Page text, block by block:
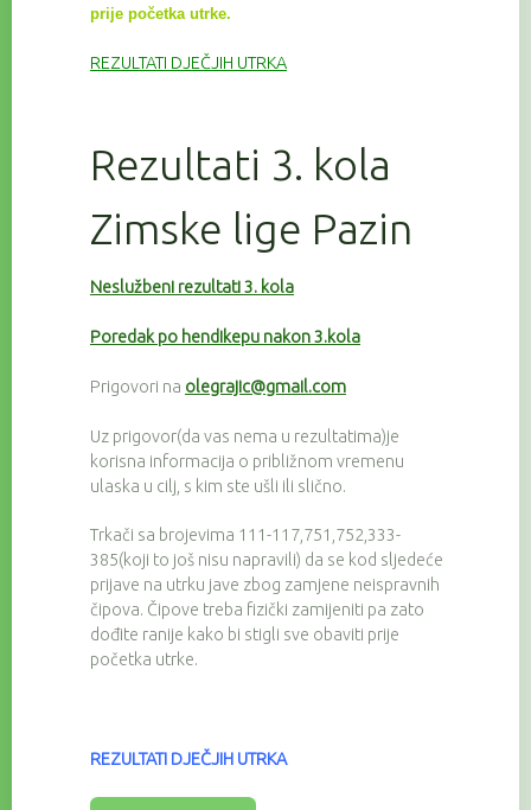
prije početka utrke.
REZULTATI DJEČJIH UTRKA
Rezultati 3. kola
Zimske lige Pazin
Neslužbeni rezultati 3. kola
Poredak po hendikepu nakon 3.kola
Prigovori na olegrajic@gmail.com
Uz prigovor(da vas nema u rezultatima)je
korisna informacija o približnom vremenu
ulaska u cilj, s kim ste ušli ili slično.
Trkači sa brojevima 111-117,751,752,333-
385(koji to još nisu napravili) da se kod sljedeće
prijave na utrku jave zbog zamjene neispravnih
čipova. Čipove treba fizički zamijeniti pa zato
dođite ranije kako bi stigli sve obaviti prije
početka utrke.
REZULTATI DJEČJIH UTRKA